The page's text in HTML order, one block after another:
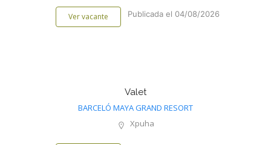
Ver vacante Publicada el 04/08/2026
Valet
BARCELÓ MAYA GRAND RESORT
Xpuha